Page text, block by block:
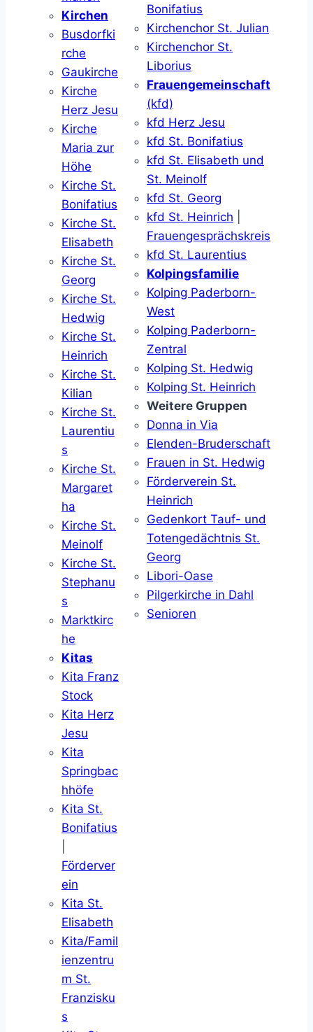
Kirchen
Busdorfki
rche
Gaukirche
Kirche
Herz Jesu
Kirche
Maria zur
Höhe
Kirche St.
Bonifatius
Kirche St.
Elisabeth
Kirche St.
Georg
Kirche St.
Hedwig
Kirche St.
Heinrich
Kirche St.
Kilian
Kirche St.
Laurentiu
s
Kirche St.
Margaret
ha
Kirche St.
Meinolf
Kirche St.
Stephanu
s
Marktkirc
he
Kitas
Kita Franz
Stock
Kita Herz
Jesu
Kita
Springbac
hhöfe
Kita St.
Bonifatius
Förderver
ein
Kita St.
Elisabeth
Kita/Famil
ienzentru
m St.
Franzisku
s
Bonifatius
Kirchenchor St. Julian
Kirchenchor St.
Liborius
Frauengemeinschaft
(kfd)
kfd Herz Jesu
kfd St. Bonifatius
kfd St. Elisabeth und
St. Meinolf
kfd St. Georg
kfd St. Heinrich
Frauengesprächskreis
kfd St. Laurentius
Kolpingsfamilie
Kolping Paderborn-
West
Kolping Paderborn-
Zentral
Kolping St. Hedwig
Kolping St. Heinrich
Weitere Gruppen
Donna in Via
Elenden-Bruderschaft
Frauen in St. Hedwig
Förderverein St.
Heinrich
Gedenkort Tauf- und
Totengedächtnis St.
Georg
Libori-Oase
Pilgerkirche in Dahl
Senioren